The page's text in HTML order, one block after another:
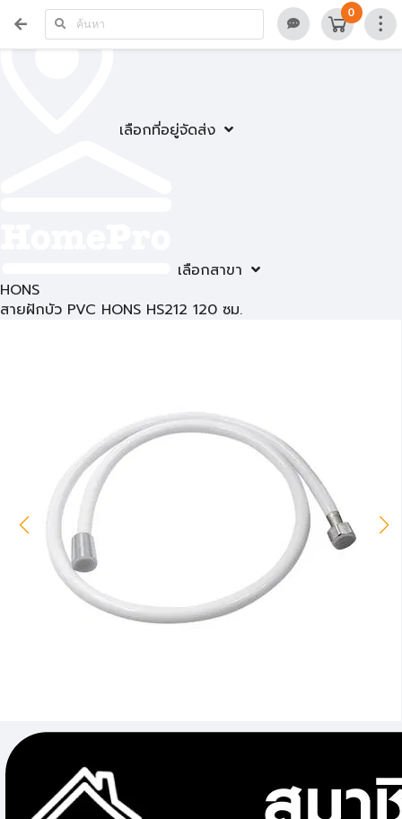
เลือกที่อยู่จัดส่ง
เลือกสาขา
0
HONS
สายฝักบัว PVC HONS HS212 120 ซม.